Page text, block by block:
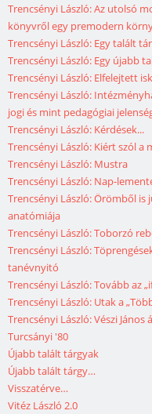
Trencsényi László: Az utolsó
könyvről egy premodern
Trencsényi László: Egy talált
Trencsényi László: Egy újabb
Trencsényi László: Elfelejtett
Trencsényi László:
jogi és mint pedagógiai
Trencsényi László: Kérdések...
Trencsényi László: Kiért szól a
Trencsényi László: Mustra
Trencsényi László: Nap-
Trencsényi László: Örömből
anatómiája
Trencsényi László: Toborzó
Trencsényi László:
tanévnyitó
Trencsényi László: Tovább az
Trencsényi László: Utak a
Trencsényi László: Vészi János
Turcsányi '80
Újabb talált tárgyak
Újabb talált tárgy…
Visszatérve…
Vitéz László 2.0